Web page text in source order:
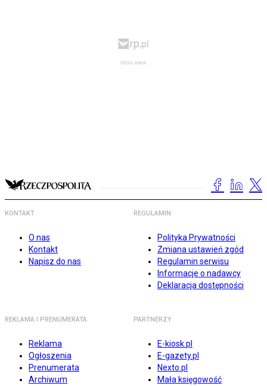
KONTAKT
O nas
Kontakt
Napisz do nas
REGULAMIN
Polityka Prywatności
Zmiana ustawień zgód
Regulamin serwisu
Informacje o nadawcy
Deklaracja dostępności
REKLAMA I PRENUMERATA
Reklama
Ogłoszenia
Prenumerata
Archiwum
PARTNERZY
E-kiosk.pl
E-gazety.pl
Nexto.pl
Mała księgowość